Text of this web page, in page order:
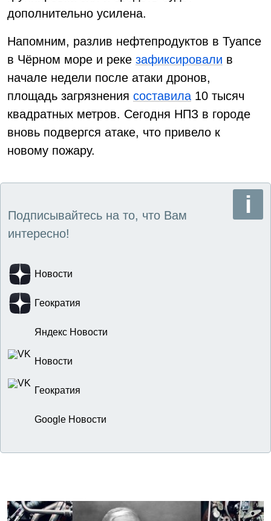
дополнительно усилена.
Напомним, разлив нефтепродуктов в Туапсе
в Чёрном море и реке зафиксировали в
начале недели после атаки дронов,
площадь загрязнения составила 10 тысяч
квадратных метров. Сегодня НПЗ в городе
вновь подвергся атаке, что привело к
новому пожару.
Подписывайтесь на то, что Вам
интересно!
Новости
Геократия
Яндекс Новости
Новости
Геократия
Google Новости